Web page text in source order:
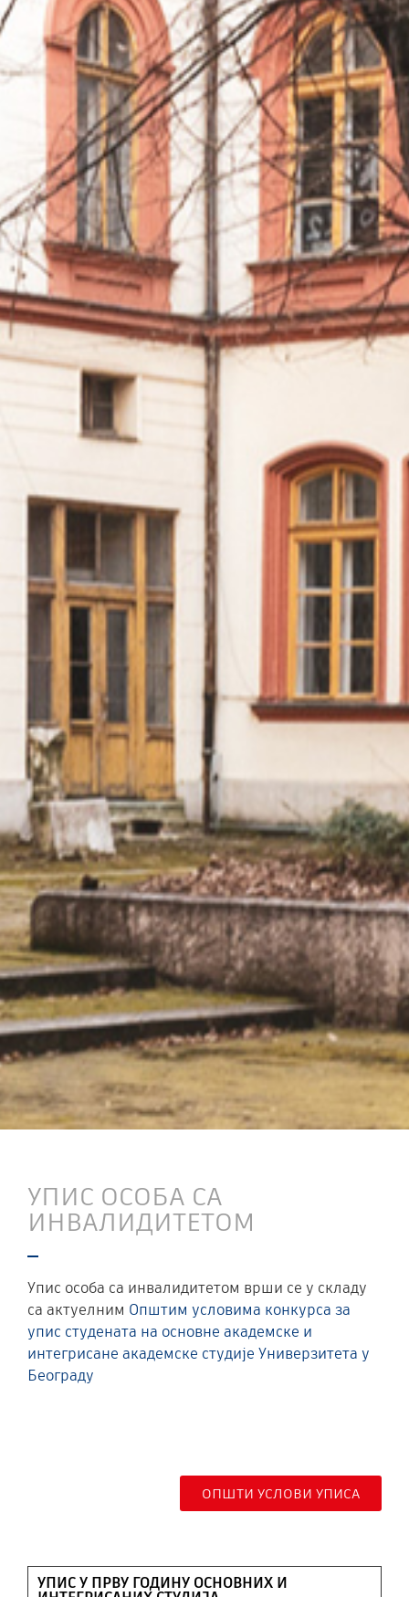
УПИС ОСОБА СА
ИНВАЛИДИТЕТОМ
Упис особа са инвалидитетом врши се у складу
са актуелним Општим условима конкурса за
упис студената на основне академске и
интегрисане академске студије Универзитета у
Београду
ОПШТИ УСЛОВИ УПИСА
УПИС У ПРВУ ГОДИНУ ОСНОВНИХ И